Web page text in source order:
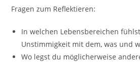
Fragen zum Reflektieren:
In welchen Lebensbereichen
Unstimmigkeit mit dem, was und
Wo legst du möglicherweise